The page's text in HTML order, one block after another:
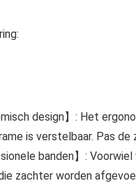
design】: Het
is verstelbaar. Pas
banden】:
zachter worden